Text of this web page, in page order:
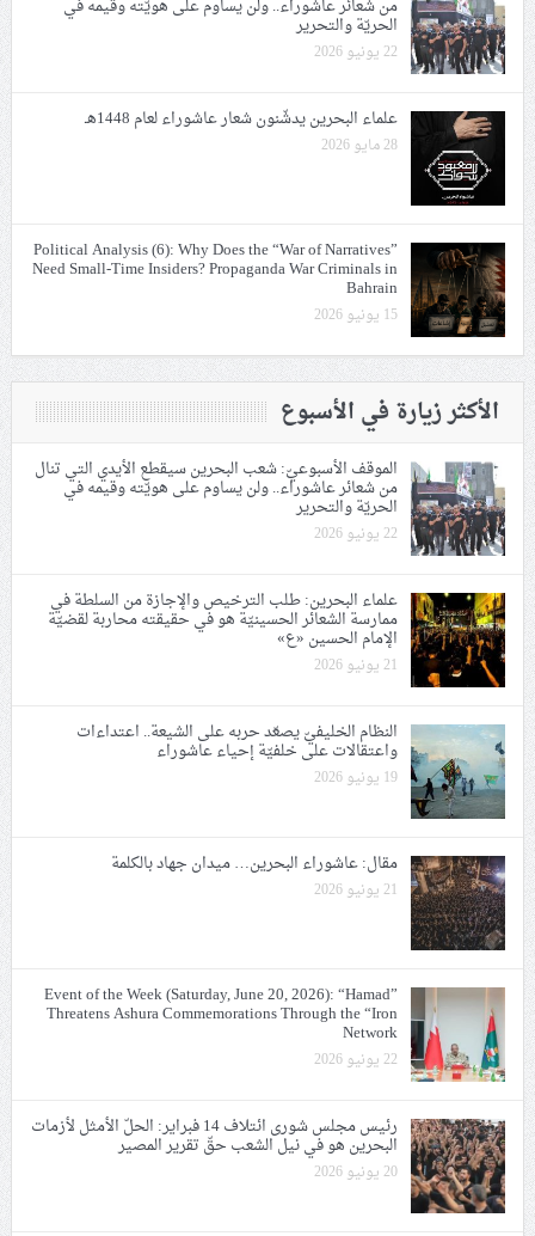
من شعائر عاشوراء.. ولن يساوم على هويّته وقيمه في
الحريّة والتحرير
22 يونيو 2026
علماء البحرين يدشّنون شعار عاشوراء لعام 1448هـ
28 مايو 2026
Political Analysis (6): Why Does the “War of Narratives”
Need Small-Time Insiders? Propaganda War Criminals in
Bahrain
15 يونيو 2026
الأكثر زيارة في الأسبوع
الموقف الأسبوعيّ: شعب البحرين سيقطع الأيدي التي تنال
من شعائر عاشوراء.. ولن يساوم على هويّته وقيمه في
الحريّة والتحرير
22 يونيو 2026
علماء البحرين: طلب الترخيص والإجازة من السلطة في
ممارسة الشعائر الحسينيّة هو في حقيقته محاربة لقضيّة
الإمام الحسين «ع»
21 يونيو 2026
النظام الخليفيّ يصعّد حربه على الشيعة.. اعتداءات
واعتقالات على خلفيّة إحياء عاشوراء
19 يونيو 2026
مقال: عاشوراء البحرين… ميدان جهاد بالكلمة
21 يونيو 2026
Event of the Week (Saturday, June 20, 2026): “Hamad”
Threatens Ashura Commemorations Through the “Iron
Network
22 يونيو 2026
رئيس مجلس شورى ائتلاف 14 فبراير: الحلّ الأمثل لأزمات
البحرين هو في نيل الشعب حقّ تقرير المصير
20 يونيو 2026